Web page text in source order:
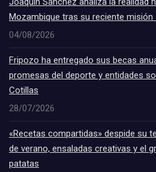
Mozambique tras su reciente misión
04/08/2026
Fripozo ha entregado sus becas
promesas del deporte y entidades
Cotillas
28/07/2026
«Recetas compartidas» despide su
de verano, ensaladas creativas y el
patatas